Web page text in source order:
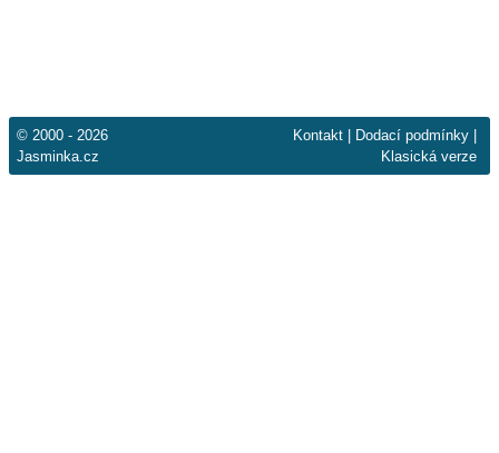
© 2000 - 2026
Jasminka.cz
Kontakt Dodací podmínky